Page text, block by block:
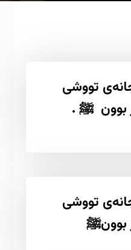
تووشی
بوون ️ ﷺ .
تووشی
بوونﷺ